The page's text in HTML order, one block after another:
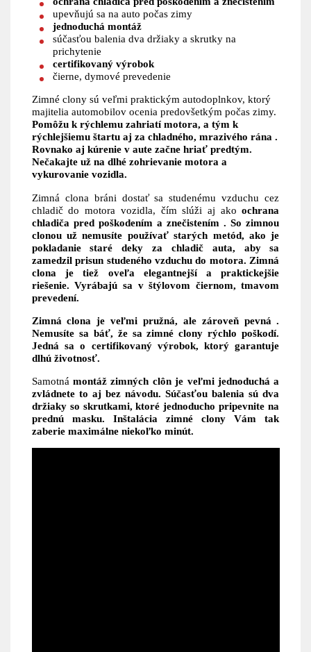
upevňujú sa na auto počas zimy
jednoduchá montáž
súčasťou balenia dva držiaky a skrutky na
prichytenie
certifikovaný výrobok
čierne, dymové prevedenie
Zimné clony sú veľmi praktickým autodoplnkov, ktorý
majitelia automobilov ocenia predovšetkým počas zimy.
Pomôžu k rýchlemu zahriatí motora, a tým k
rýchlejšiemu štartu aj za chladného, ​​mrazivého rána .
Rovnako aj kúrenie v aute začne hriať predtým.
Nečakajte už na dlhé zohrievanie motora a
vykurovanie vozidla.
Zimná clona bráni dostať sa studenému vzduchu cez
chladič do motora vozidla, čím slúži aj akoochrana
chladiča pred poškodením a znečistením . So zimnou
clonou už nemusíte používať starých metód, ako je
pokladanie staré deky za chladič auta, aby sa
zamedzil prisun studeného vzduchu do motora. Zimná
clona je tiež oveľa elegantnejší a praktickejšie
riešenie.Vyrábajú sa v štýlovom čiernom, tmavom
prevedení.
Zimná clona je veľmi pružná, ale zároveň pevná .
Nemusíte sa báť, že sa zimné clony rýchlo poškodí.
Jedná sa o certifikovaný výrobok, ktorý garantuje
dlhú životnosť.
Samotná montáž zimných clôn je veľmi jednoduchá a
zvládnete to aj bez návodu. Súčasťou balenia sú dva
držiaky so skrutkami, ktoré jednoducho pripevnite na
prednú masku. Inštalácia zimné clony Vám tak
zaberie maximálne niekoľko minút.